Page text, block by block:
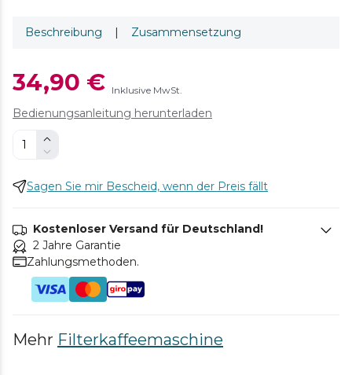
Beschreibung | Zusammensetzung
34,90 € Inklusive MwSt.
Bedienungsanleitung herunterladen
Sagen Sie mir Bescheid, wenn der Preis fällt
Kostenloser Versand für Deutschland!
2 Jahre Garantie
Zahlungsmethoden.
Mehr Filterkaffeemaschine